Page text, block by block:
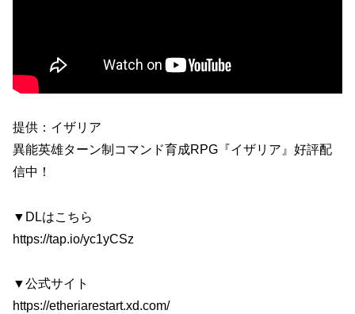
提供：イザリア
異能英雄ターン制コマンド育成RPG『イザリア』好評配
信中！
▼DLはこちら
https://tap.io/yc1yCSz
▼公式サイト
https://etheriarestart.xd.com/